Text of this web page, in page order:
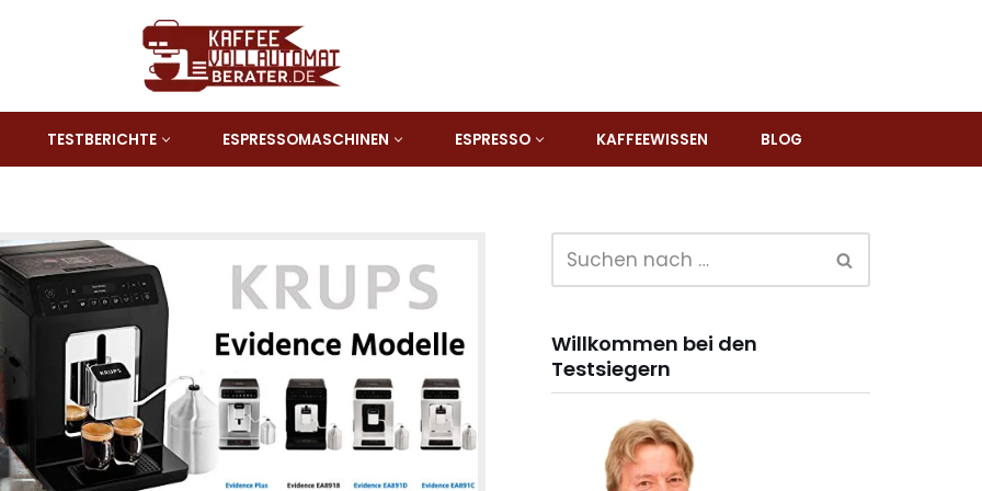
TESTBERICHTE ESPRESSOMASCHINEN ESPRESSO KAFFEEWISSEN BLOG
Willkommen bei den
Testsiegern